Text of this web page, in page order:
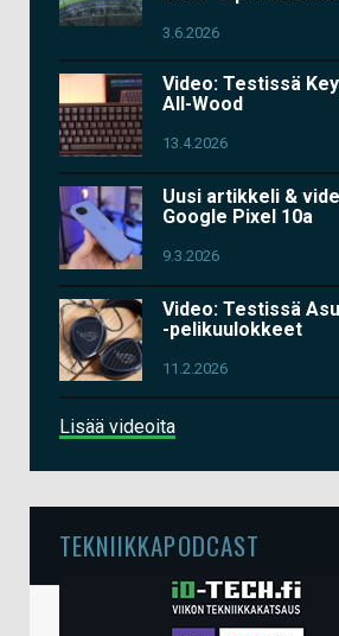
3.6.2026
Video: Testissä
All-Wood
13.4.2026
Uusi artikkeli &
Google Pixel 10a
9.3.2026
Video: Testissä
-pelikuulokkeet
11.2.2026
Lisää videoita
TEKNIIKKAPODCAST